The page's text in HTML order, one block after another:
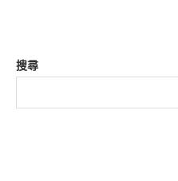
搜尋